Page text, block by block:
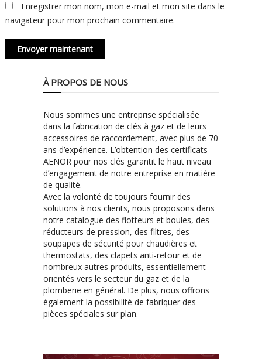
Enregistrer mon nom, mon e-mail et mon site dans le
navigateur pour mon prochain commentaire.
À PROPOS DE NOUS
Nous sommes une entreprise spécialisée
dans la fabrication de clés à gaz et de leurs
accessoires de raccordement, avec plus de 70
ans d’expérience. L’obtention des certificats
AENOR pour nos clés garantit le haut niveau
d’engagement de notre entreprise en matière
de qualité.
Avec la volonté de toujours fournir des
solutions à nos clients, nous proposons dans
notre catalogue des flotteurs et boules, des
réducteurs de pression, des filtres, des
soupapes de sécurité pour chaudières et
thermostats, des clapets anti-retour et de
nombreux autres produits, essentiellement
orientés vers le secteur du gaz et de la
plomberie en général. De plus, nous offrons
également la possibilité de fabriquer des
pièces spéciales sur plan.